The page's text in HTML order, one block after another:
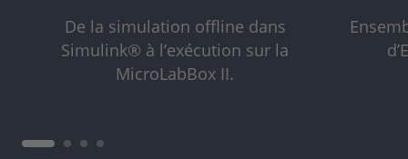
De la simulation offline dans
Simulink® à l’exécution sur la
MicroLabBox II.